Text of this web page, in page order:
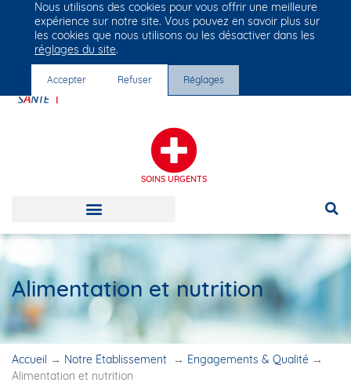
Groupe Vivalto Santé
Entre nous, la vie
SOINS URGENTS
Alimentation et nutrition
Accueil → Notre Établissement → Engagements & Qualité →
Alimentation et nutrition
Nous utilisons des cookies pour vous offrir une meilleure
expérience sur notre site. Vous pouvez en savoir plus sur
les cookies que nous utilisons ou les désactiver dans les
réglages du site.
Accepter Refuser Réglages